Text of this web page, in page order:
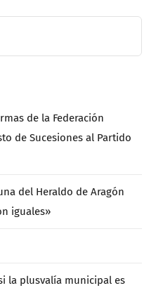
de la Federación
de Sucesiones al Partido
del Heraldo de Aragón
iguales»
la plusvalía municipal es